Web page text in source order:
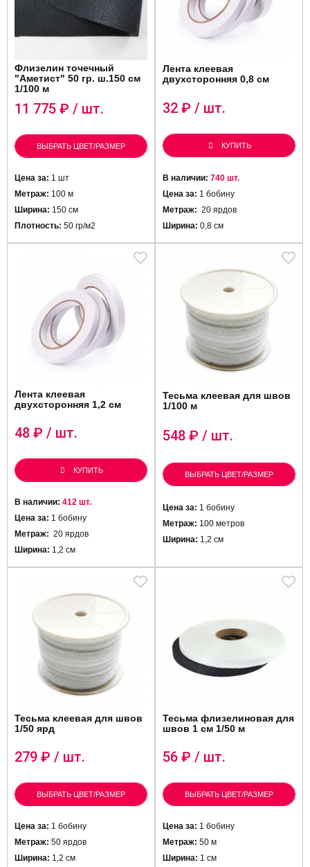
Флизелин точечный
"Аметист" 50 гр. ш.150 см
1/100 м
11 775 ₽ / шт.
ВЫБРАТЬ ЦВЕТ/РАЗМЕР
Цена за: 1 шт
Метраж: 100 м
Ширина: 150 см
Плотность: 50 гр/м2
Лента клеевая
двухсторонняя 0,8 см
32 ₽ / шт.
КУПИТЬ
В наличии: 740 шт.
Цена за: 1 бобину
Метраж: 20 ярдов
Ширина: 0,8 см
Лента клеевая
двухсторонняя 1,2 см
48 ₽ / шт.
КУПИТЬ
В наличии: 412 шт.
Цена за: 1 бобину
Метраж: 20 ярдов
Ширина: 1,2 см
Тесьма клеевая для швов
1/100 м
548 ₽ / шт.
ВЫБРАТЬ ЦВЕТ/РАЗМЕР
Цена за: 1 бобину
Метраж: 100 метров
Ширина: 1,2 см
Тесьма клеевая для швов
1/50 ярд
279 ₽ / шт.
ВЫБРАТЬ ЦВЕТ/РАЗМЕР
Цена за: 1 бобину
Метраж: 50 ярдов
Ширина: 1,2 см
Тесьма флизелиновая для
швов 1 см 1/50 м
56 ₽ / шт.
ВЫБРАТЬ ЦВЕТ/РАЗМЕР
Цена за: 1 бобину
Метраж: 50 м
Ширина: 1 см